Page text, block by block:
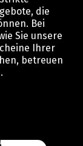
die
Bei
Sie unsere
Ihrer
betreuen